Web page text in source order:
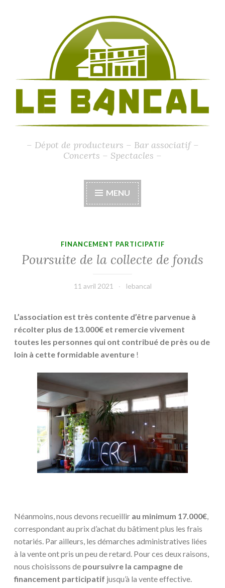
– Dépot de producteurs – Bar associatif –
Concerts – Spectacles –
MENU
FINANCEMENT PARTICIPATIF
Poursuite de la collecte de fonds
11 avril 2021 lebancal
L’association est très contente d’être parvenue à
récolter plus de 13.000€ et remercie vivement
toutes les personnes qui ont contribué de près ou de
loin à cette formidable aventure !
Néanmoins, nous devons recueillir au minimum 17.000€,
correspondant au prix d’achat du bâtiment plus les frais
notariés. Par ailleurs, les démarches administratives liées
à la vente ont pris un peu de retard. Pour ces deux raisons,
nous choisissons de poursuivre la campagne de
financement participatif jusqu’à la vente effective.